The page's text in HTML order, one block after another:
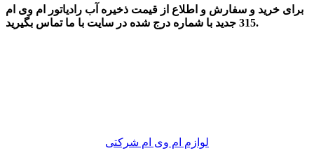
برای خرید و سفارش و اطلاع از قیمت ذخیره آب رادیاتور ام وی ام
315 جدید با شماره درج شده در سایت با ما تماس بگیرید.
لوازم ام وی ام شرکتی